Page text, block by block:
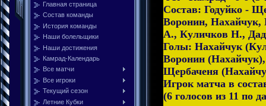
Главная страница
Состав команды
История команды
Наши болельщики
Наши достижения
Камрад-Календарь
Все матчи
Все игроки
Текущий сезон
Летние Кубки
Состав: Годуйко -
Воронин,
А., Куличков Н.,
Голы: Нахайчук
Воронин
Щербаченя
Игрок матча в
(6 голосов из 11 по